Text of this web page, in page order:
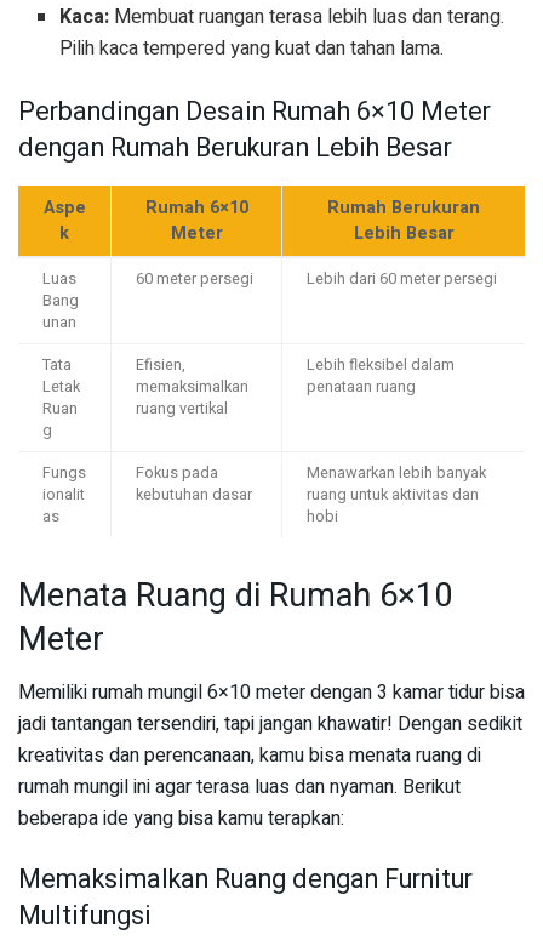
Kaca: Membuat ruangan terasa lebih luas dan terang.
Pilih kaca tempered yang kuat dan tahan lama.
Perbandingan Desain Rumah 6×10 Meter
dengan Rumah Berukuran Lebih Besar
Aspe
k
Rumah 6×10
Meter
Rumah Berukuran
Lebih Besar
Luas
Bang
unan
60 meter persegi Lebih dari 60 meter persegi
Tata
Letak
Ruan
g
Efisien,
memaksimalkan
ruang vertikal
Lebih fleksibel dalam
penataan ruang
Fungs
ionalit
as
Fokus pada
kebutuhan dasar
Menawarkan lebih banyak
ruang untuk aktivitas dan
hobi
Menata Ruang di Rumah 6×10
Meter
Memiliki rumah mungil 6×10 meter dengan 3 kamar tidur bisa
jadi tantangan tersendiri, tapi jangan khawatir! Dengan sedikit
kreativitas dan perencanaan, kamu bisa menata ruang di
rumah mungil ini agar terasa luas dan nyaman. Berikut
beberapa ide yang bisa kamu terapkan:
Memaksimalkan Ruang dengan Furnitur
Multifungsi